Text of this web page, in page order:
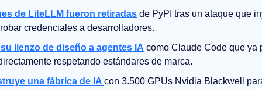
de LiteLLM fueron retiradas de PyPI tras un ataque que
credenciales a desarrolladores.
lienzo de diseño a agentes IA como Claude Code que ya
respetando estándares de marca.
una fábrica de IA con 3.500 GPUs Nvidia Blackwell